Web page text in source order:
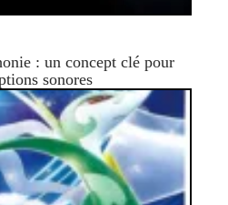
: un concept clé pour
sonores